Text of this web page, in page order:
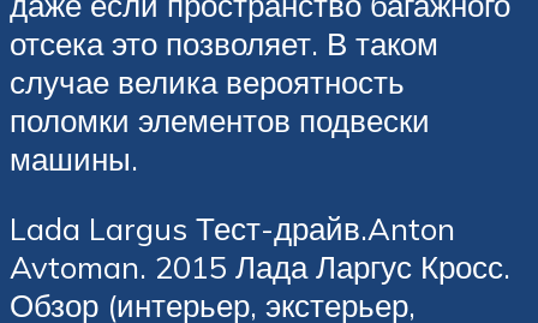
отсека это позволяет. В таком
случае велика вероятность
поломки элементов подвески
машины.
Lada Largus Тест-драйв.Anton
Avtoman. 2015 Лада Ларгус Кросс.
Обзор (интерьер, экстерьер,